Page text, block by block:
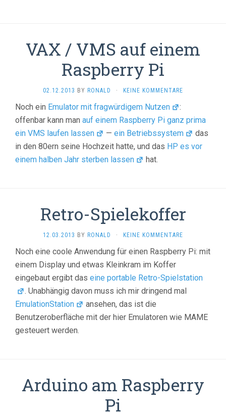
VAX / VMS auf einem
Raspberry Pi
02.12.2013 BY RONALD · KEINE KOMMENTARE
Noch ein Emulator mit fragwürdigem Nutzen
:
offenbar kann man auf einem Raspberry Pi ganz prima
ein VMS laufen lassen
—ein Betriebssystem
das
in den 80ern seine Hochzeit hatte, und das HP es vor
einem halben Jahr sterben lassen
hat.
Retro-Spielekoffer
12.03.2013 BY RONALD · KEINE KOMMENTARE
Noch eine coole Anwendung für einen Raspberry Pi: mit
einem Display und etwas Kleinkram im Koffer
eingebaut ergibt das eine portable Retro-Spielstation
. Unabhängig davon muss ich mir dringend mal
EmulationStation
ansehen, das ist die
Benutzeroberfläche mit der hier Emulatoren wie MAME
gesteuert werden.
Arduino am Raspberry
Pi